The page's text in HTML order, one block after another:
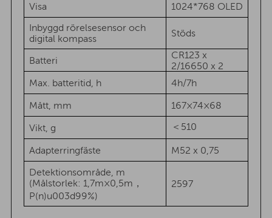
Visa
1024*768 OLED
Inbyggd rörelsesensor och
digital kompass
Stöds
Batteri
CR123 x
2/16650 x 2
Max. batteritid, h
4h/7h
Mått, mm 167×74×68
Vikt, g ＜510
Adapterringfäste
M52 x 0,75
Detektionsområde, m
(Målstorlek: 1,7m×0,5m，
P(n)u003d99%)
2597